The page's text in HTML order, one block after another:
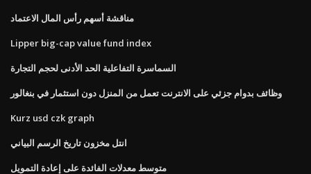
مناقشة أسهم رأس المال الاعتماد
Lipper big-cap value fund index
السماسرة التفاعلية الحد الأدنى لحجم التجارة
وظائف بدوام جزئي على الانترنت تعمل من المنزل دون استثمار في بنغالور
Kurz usd czk graph
انتل مخزون تاريخ الرسم البياني
متوسط ​​معدلات الفائدة على إعادة التمويل